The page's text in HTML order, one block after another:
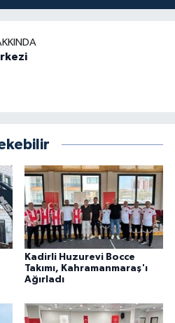
Kadirli Huzurevi Bocce
Takımı, Kahramanmaraş'ı
Ağırladı